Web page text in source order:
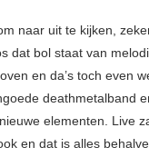
naar uit te kijken,
dat bol staat van
en da’s toch even
deathmetalband
elementen. Live
en dat is alles behalve